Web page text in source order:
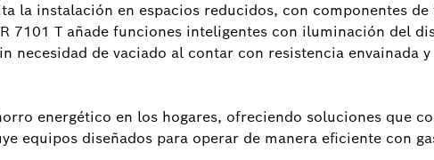
la instalación en espacios reducidos, con componentes de
7101 T añade funciones inteligentes con iluminación del
de vaciado al contar con resistencia envainada y
energético en los hogares, ofreciendo soluciones que
equipos diseñados para operar de manera eficiente con